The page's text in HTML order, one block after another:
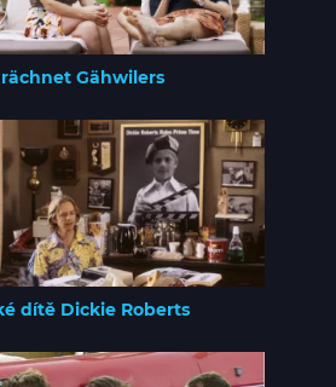
Gähwilers
dítě Dickie Roberts